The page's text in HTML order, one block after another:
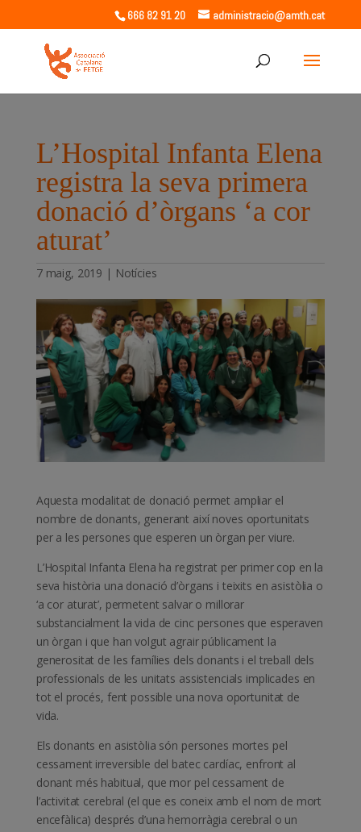
666 82 91 20 administracio@amth.cat
L’Hospital Infanta Elena
registra la seva primera
donació d’òrgans ‘a cor
aturat’
7 maig, 2019 | Notícies
Aquesta modalitat de donació permet ampliar el
nombre de donants, generant així noves oportunitats
per a les persones que esperen un òrgan per viure.
L’Hospital Infanta Elena ha registrat per primer cop en la
seva història una donació d’òrgans i teixits en asistòlia o
‘a cor aturat’, permetent salvar o millorar
substancialment la vida de cinc persones que esperaven
un òrgan i que han volgut agrair públicament la
generositat de les famílies dels donants i el treball dels
professionals de les unitats assistencials implicades en
tot el procés, fent possible una nova oportunitat de
vida.
Els donants en asistòlia són persones mortes pel
cessament irreversible del batec cardíac, enfront al
donant més habitual, que mor pel cessament de
l’activitat cerebral (el que es coneix amb el nom de mort
encefàlica) després d’una hemorràgia cerebral o un